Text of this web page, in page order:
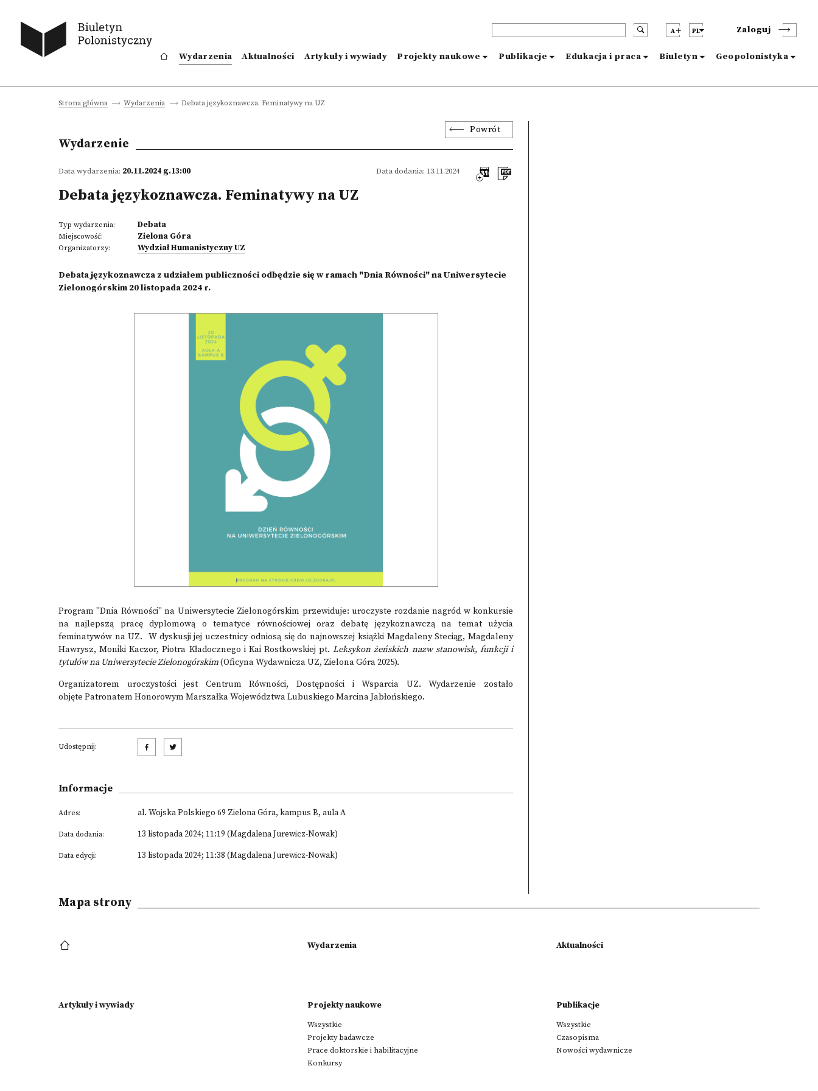
A PL Zaloguj
Wydarzenia Aktualności Artykuły i wywiady Projekty naukowe Publikacje Edukacja i praca Biuletyn Geopolonistyka
Strona główna Wydarzenia Debata językoznawcza. Feminatywy na UZ
Powrót
Wydarzenie
Data wydarzenia: 20.11.2024 g.13:00 Data dodania: 13.11.2024
Debata językoznawcza. Feminatywy na UZ
Typ wydarzenia: Debata
Miejscowość: Zielona Góra
Organizatorzy: Wydział Humanistyczny UZ
Debata językoznawcza z udziałem publiczności odbędzie się w ramach "Dnia Równości" na Uniwersytecie
Zielonogórskim 20 listopada 2024 r.
Program "Dnia Równości" na Uniwersytecie Zielonogórskim przewiduje: uroczyste rozdanie nagród w konkursie
na najlepszą pracę dyplomową o tematyce równościowej oraz debatę językoznawczą na temat użycia
feminatywów na UZ. W dyskusji jej uczestnicy odniosą się do najnowszej książki Magdaleny Steciąg, Magdaleny
Hawrysz, Moniki Kaczor, Piotra Kładocznego i Kai Rostkowskiej pt.Leksykon żeńskich nazw stanowisk, funkcji i
tytułów na Uniwersytecie Zielonogórskim(Oficyna Wydawnicza UZ, Zielona Góra 2025).
Organizatorem uroczystości jest Centrum Równości, Dostępności i Wsparcia UZ. Wydarzenie zostało
objęte Patronatem Honorowym Marszałka Województwa Lubuskiego Marcina Jabłońskiego.
Udostępnij:
Informacje
Adres: al. Wojska Polskiego 69 Zielona Góra, kampus B, aula A
Data dodania: 13 listopada 2024; 11:19 (Magdalena Jurewicz-Nowak)
Data edycji: 13 listopada 2024; 11:38 (Magdalena Jurewicz-Nowak)
Mapa strony
Wydarzenia Aktualności
Artykuły i wywiady Projekty naukowe
Wszystkie
Projekty badawcze
Prace doktorskie i habilitacyjne
Konkursy
Publikacje
Wszystkie
Czasopisma
Nowości wydawnicze